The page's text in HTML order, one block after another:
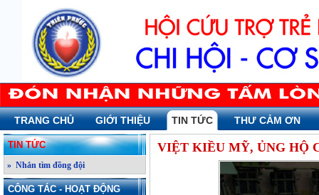
TRANG CHỦ GIỚI THIỆU TIN TỨC THƯ CẢM ƠN
TIN TỨC
» Nhắn tìm đồng đội
CÔNG TÁC - HOẠT ĐỘNG
VIỆT KIỀU MỸ, ỦNG HỘ